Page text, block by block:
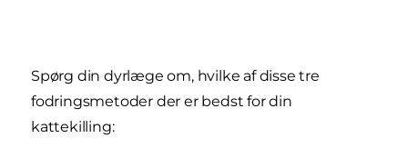
Spørg din dyrlæge om, hvilke af disse tre
fodringsmetoder der er bedst for din
kattekilling: